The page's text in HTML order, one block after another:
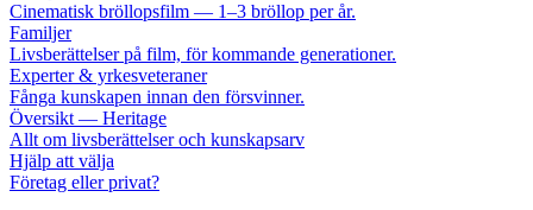
Cinematisk bröllopsfilm — 1–3 bröllop per år.
Familjer
Livsberättelser på film, för kommande generationer.
Experter & yrkesveteraner
Fånga kunskapen innan den försvinner.
Översikt — Heritage
Allt om livsberättelser och kunskapsarv
Hjälp att välja
Företag eller privat?